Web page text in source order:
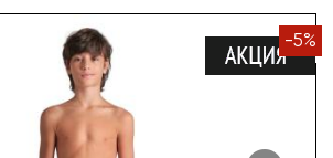
-5%